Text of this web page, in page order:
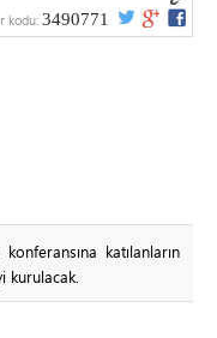
kodu: 3490771
katılanların
kurulacak.